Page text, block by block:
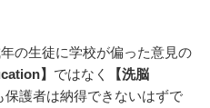
の生徒に学校が偏った意見の
】 ではなく
【洗脳
保護者は納得できないはずで